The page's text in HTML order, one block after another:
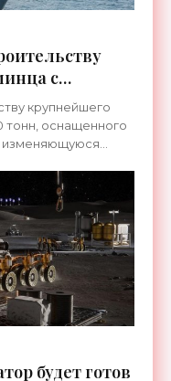
с
крупнейшего
тонн, оснащенного
изменяющуюся
будет готов